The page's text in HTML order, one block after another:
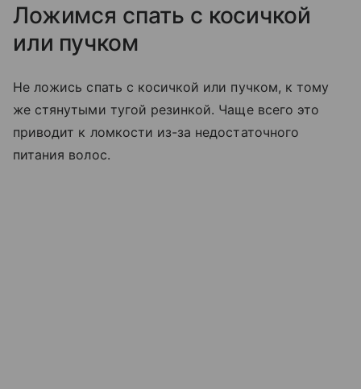
Ложимся спать с косичкой
или пучком
Не ложись спать с косичкой или пучком, к тому
же стянутыми тугой резинкой. Чаще всего это
приводит к ломкости из-за недостаточного
питания волос.